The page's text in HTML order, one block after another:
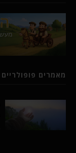
מאמרים פופולריים